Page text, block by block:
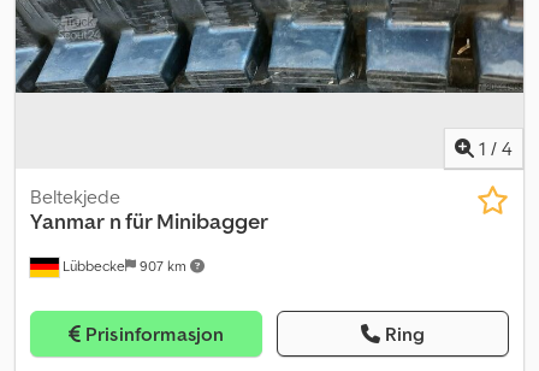
1 / 4
Lübbecke 907 km
Beltekjede
Yanmar n für Minibagger
Prisinformasjon Ring